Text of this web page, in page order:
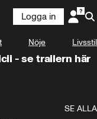
Logga in
Nöje Livsstil
- se trailern här
SE ALLA